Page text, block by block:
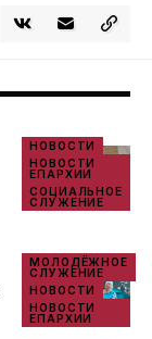
НОВОСТИ
НОВОСТИ
ЕПАРХИИ
СОЦИАЛЬНОЕ
СЛУЖЕНИЕ
МОЛОДЁЖНОЕ
СЛУЖЕНИЕ
НОВОСТИ
НОВОСТИ
ЕПАРХИИ